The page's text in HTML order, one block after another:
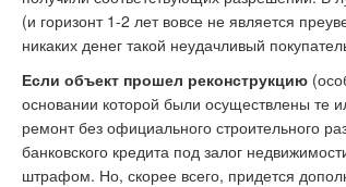
(и горизонт 1-2 лет вовсе не является
никаких денег такой неудачливый
Если объект прошел реконструкцию
основании которой были осуществлены те
ремонт без официального строительного
банковского кредита под залог
штрафом. Но, скорее всего, придется